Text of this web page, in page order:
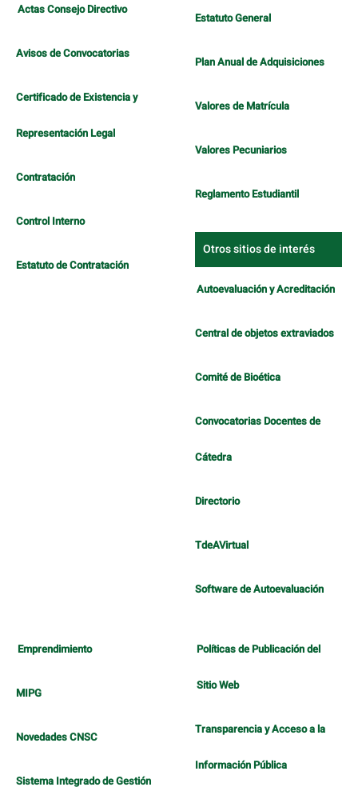
Actas Consejo Directivo
Avisos de Convocatorias
Certificado de Existencia y
Representación Legal
Contratación
Control Interno
Estatuto de Contratación
Estatuto General
Plan Anual de Adquisiciones
Valores de Matrícula
Valores Pecuniarios
Reglamento Estudiantil
Otros sitios de interés
Autoevaluación y Acreditación
Central de objetos extraviados
Comité de Bioética
Convocatorias Docentes de
Cátedra
Directorio
TdeAVirtual
Software de Autoevaluación
Emprendimiento
MIPG
Novedades CNSC
Sistema Integrado de Gestión
Políticas de Publicación del
Sitio Web
Transparencia y Acceso a la
Información Pública